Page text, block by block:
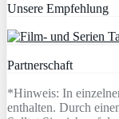
Unsere Empfehlung
Partnerschaft
*Hinweis: In
enthalten. Durch